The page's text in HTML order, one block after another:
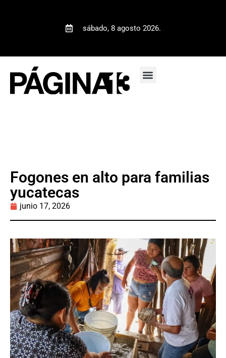
sábado, 8 agosto 2026.
Fogones en alto para familias
yucatecas
junio 17, 2026